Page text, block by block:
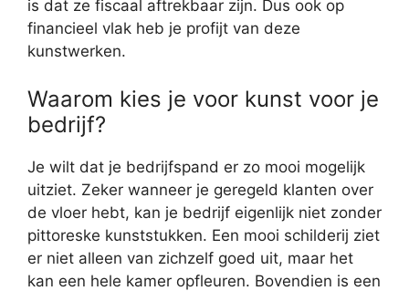
is dat ze fiscaal aftrekbaar zijn. Dus ook op
financieel vlak heb je profijt van deze
kunstwerken.
Waarom kies je voor kunst voor je
bedrijf?
Je wilt dat je bedrijfspand er zo mooi mogelijk
uitziet. Zeker wanneer je geregeld klanten over
de vloer hebt, kan je bedrijf eigenlijk niet zonder
pittoreske kunststukken. Een mooi schilderij ziet
er niet alleen van zichzelf goed uit, maar het
kan een hele kamer opfleuren. Bovendien is een